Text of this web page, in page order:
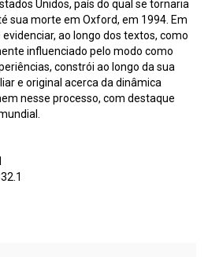
Unidos, país do qual se tornaria
sua morte em Oxford, em 1994. Em
ao longo dos textos, como
influenciado pelo modo como
constrói ao longo da sua
e original acerca da dinâmica
nesse processo, com destaque